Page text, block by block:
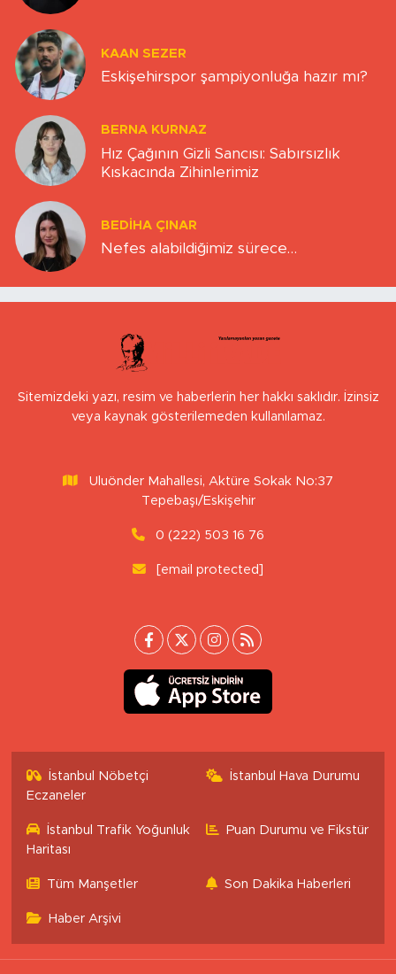
KAAN SEZER
Eskişehirspor şampiyonluğa hazır mı?
BERNA KURNAZ
Hız Çağının Gizli Sancısı: Sabırsızlık
Kıskacında Zihinlerimiz
BEDIHA ÇINAR
Nefes alabildiğimiz sürece…
Sitemizdeki yazı, resim ve haberlerin her hakkı saklıdır. İzinsiz
veya kaynak gösterilemeden kullanılamaz.
Uluönder Mahallesi, Aktüre Sokak No:37
Tepebaşı/Eskişehir
0 (222) 503 16 76
[email protected]
İstanbul Nöbetçi
Eczaneler
İstanbul Hava Durumu
İstanbul Trafik Yoğunluk
Haritası
Puan Durumu ve Fikstür
Tüm Manşetler Son Dakika Haberleri
Haber Arşivi